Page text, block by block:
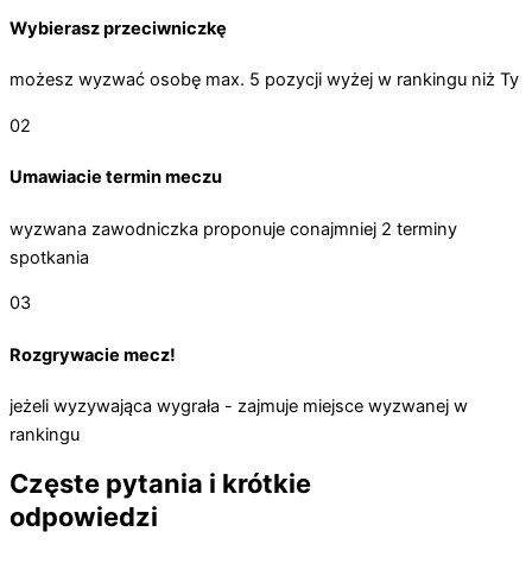
Wybierasz przeciwniczkę
możesz wyzwać osobę max. 5 pozycji wyżej w rankingu niż Ty
02
Umawiacie termin meczu
wyzwana zawodniczka proponuje conajmniej 2 terminy
spotkania
03
Rozgrywacie mecz!
jeżeli wyzywająca wygrała - zajmuje miejsce wyzwanej w
rankingu
Częste pytania i krótkie
odpowiedzi